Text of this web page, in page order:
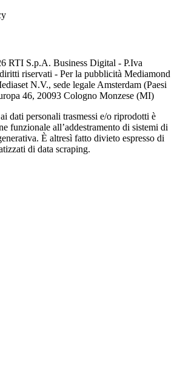
RTI S.p.A. Business Digital - P.Iva
riservati - Per la pubblicità Mediamond
N.V., sede legale Amsterdam (Paesi
46, 20093 Cologno Monzese (MI)
dati personali trasmessi e/o riprodotti è
funzionale all’addestramento di sistemi di
È altresì fatto divieto espresso di
di data scraping.